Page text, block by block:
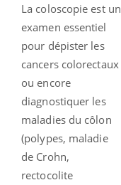
La coloscopie est un
examen essentiel
pour dépister les
cancers colorectaux
ou encore
diagnostiquer les
maladies du côlon
(polypes, maladie
de Crohn,
rectocolite